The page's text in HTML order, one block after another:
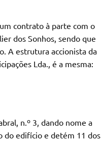
contrato à parte com o
dos Sonhos, sendo que
A estrutura accionista da
Lda., é a mesma:
n.º 3, dando nome a
do edifício e detém 11 dos